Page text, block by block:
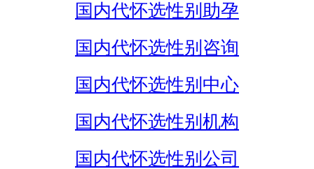
国内代怀选性别助孕
国内代怀选性别咨询
国内代怀选性别中心
国内代怀选性别机构
国内代怀选性别公司